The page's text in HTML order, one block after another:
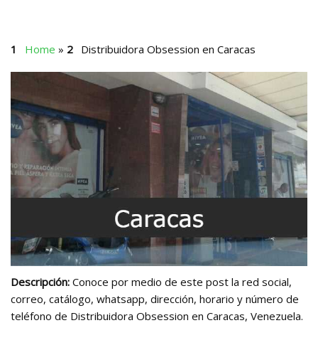
Home » Distribuidora Obsession en Caracas
Descripción: Conoce por medio de este post la red social,
correo, catálogo, whatsapp, dirección, horario y número de
teléfono de Distribuidora Obsession en Caracas, Venezuela.